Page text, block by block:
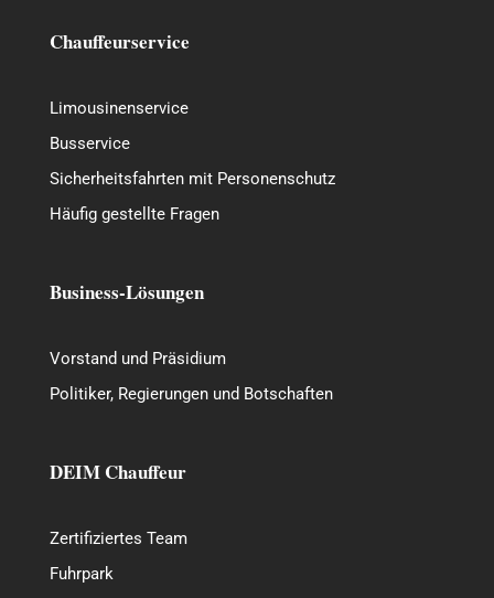
Chauffeurservice
Limousinenservice
Busservice
Sicherheitsfahrten mit Personenschutz
Häufig gestellte Fragen
Business-Lösungen
Vorstand und Präsidium
Politiker, Regierungen und Botschaften
DEIM Chauffeur
Zertifiziertes Team
Fuhrpark